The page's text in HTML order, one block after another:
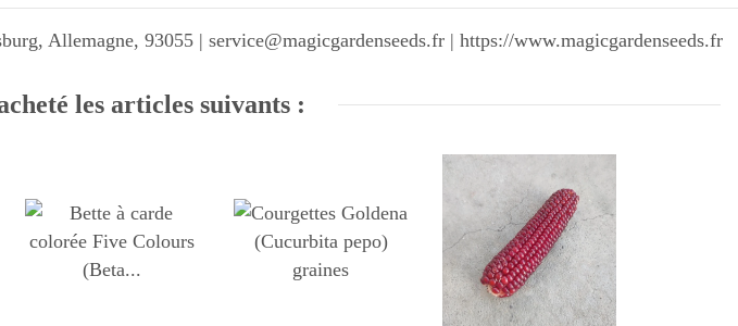
Allemagne, 93055 | service@magicgardenseeds.fr | https://www.magicgardenseeds.fr
les articles suivants :